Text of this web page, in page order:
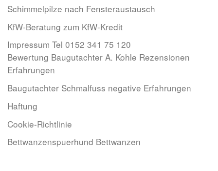
Schimmelpilze nach Fensteraustausch
KfW-Beratung zum KfW-Kredit
Impressum Tel 0152 341 75 120
Bewertung Baugutachter A. Kohle Rezensionen
Erfahrungen
Baugutachter Schmalfuss negative Erfahrungen
Haftung
Cookie-Richtlinie
Bettwanzenspuerhund Bettwanzen